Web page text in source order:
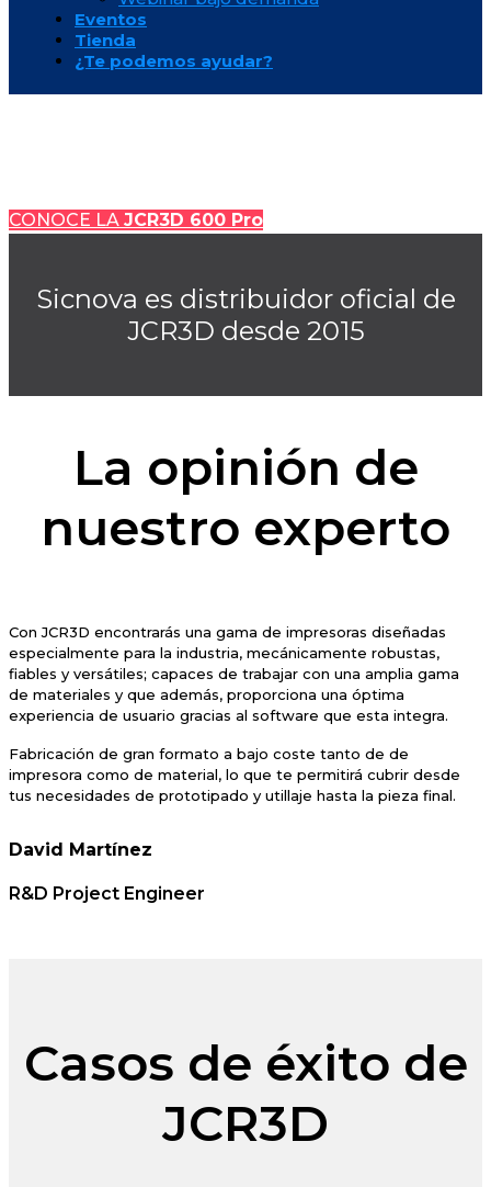
Eventos
Tienda
¿Te podemos ayudar?
CONOCE LA JCR3D 600 Pro
Sicnova es distribuidor oficial de
JCR3D desde 2015
La opinión de
nuestro experto
Con JCR3D encontrarás una gama de impresoras diseñadas
especialmente para la industria, mecánicamente robustas,
fiables y versátiles; capaces de trabajar con una amplia gama
de materiales y que además, proporciona una óptima
experiencia de usuario gracias al software que esta integra.
Fabricación de gran formato a bajo coste tanto de de
impresora como de material, lo que te permitirá cubrir desde
tus necesidades de prototipado y utillaje hasta la pieza final.
David Martínez
R&D Project Engineer
Casos de éxito de
JCR3D